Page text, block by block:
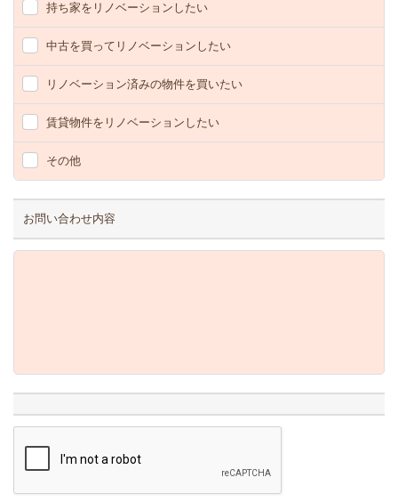
持ち家をリノベーションしたい
中古を買ってリノベーションしたい
リノベーション済みの物件を買いたい
賃貸物件をリノベーションしたい
その他
お問い合わせ内容